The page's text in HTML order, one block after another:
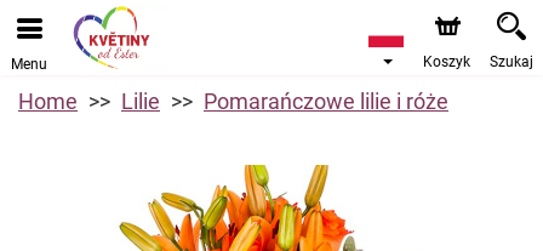
Menu Koszyk Szukaj
Home Lilie Pomarańczowe lilie i róże